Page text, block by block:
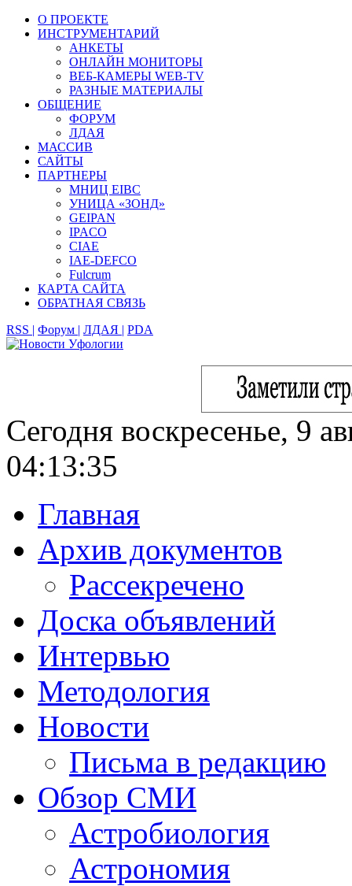
О ПРОЕКТЕ
ИНСТРУМЕНТАРИЙ
АНКЕТЫ
ОНЛАЙН МОНИТОРЫ
ВЕБ-КАМЕРЫ WEB-TV
РАЗНЫЕ МАТЕРИАЛЫ
ОБЩЕНИЕ
ФОРУМ
ЛДАЯ
МАССИВ
САЙТЫ
ПАРТНЕРЫ
МНИЦ EIBC
УНИЦА «ЗОНД»
GEIPAN
IPACO
CIAE
IAE-DEFCO
Fulcrum
КАРТА САЙТА
ОБРАТНАЯ СВЯЗЬ
RSS | Форум | ЛДАЯ | PDA
Сегодня воскресенье, 9
04:13:36
Главная
Архив документов
Рассекречено
Доска объявлений
Интервью
Методология
Новости
Письма в редакцию
Обзор СМИ
Астробиология
Астрономия